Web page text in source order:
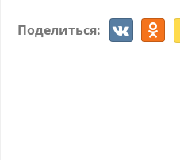
Поделиться: